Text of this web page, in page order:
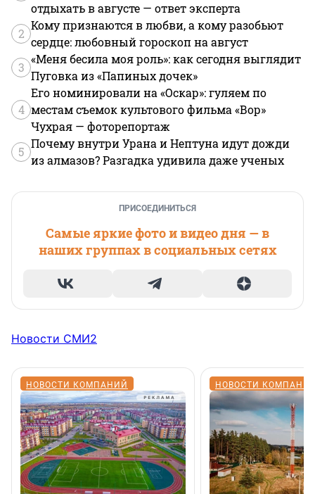
отдыхать в августе — ответ эксперта
2
Кому признаются в любви, а кому разобьют
сердце: любовный гороскоп на август
3
«Меня бесила моя роль»: как сегодня выглядит
Пуговка из «Папиных дочек»
4
Его номинировали на «Оскар»: гуляем по
местам съемок культового фильма «Вор»
Чухрая — фоторепортаж
5
Почему внутри Урана и Нептуна идут дожди
из алмазов? Разгадка удивила даже ученых
ПРИСОЕДИНИТЬСЯ
Самые яркие фото и видео дня — в
наших группах в социальных сетях
Новости СМИ2
НОВОСТИ КОМПАНИЙ НОВОСТИ